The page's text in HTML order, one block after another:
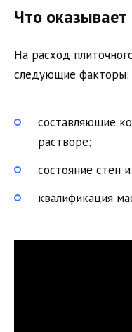
Что оказывает
На расход
следующие факторы:
составляющие
растворе;
состояние стен
квалификация